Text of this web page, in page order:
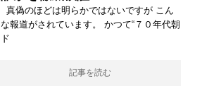
真偽のほどは明らかではないですが こん
な報道がされています。 かつて“７０年代朝
ド
記事を読む